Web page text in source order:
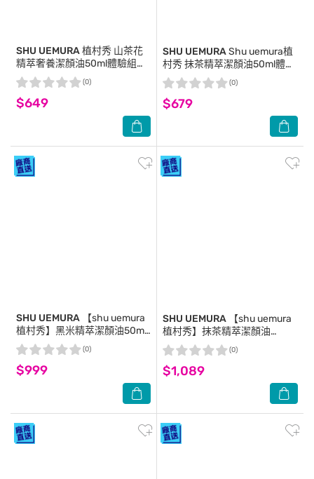
SHU UEMURA植村秀 山茶花
精萃奢養潔顏油50ml體驗組
(三入組)
$649
(0)
SHU UEMURAShu uemura植
村秀 抹茶精萃潔顏油50ml體驗
組 (三入組)
$679
(0)
SHU UEMURA 【shu uemura
植村秀】黑米精萃潔顏油50ml
5入組 公司貨 卸妝油
$999
(0)
SHU UEMURA 【shu uemura
植村秀】抹茶精萃潔顏油
50mlx3+柚子精萃潔顏油
50mlx2 公司貨 卸妝油
$1,089
(0)